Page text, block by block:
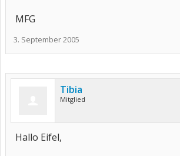
MFG
3. September 2005
Tibia
Mitglied
Hallo Eifel,